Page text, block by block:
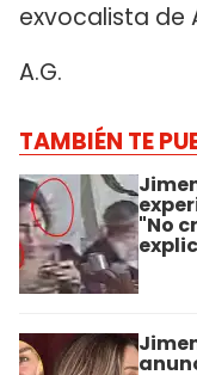
exvocalista de
A.G.
TAMBIÉN TE
"No